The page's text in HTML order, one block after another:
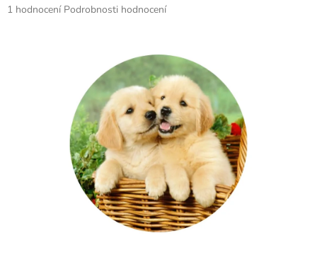
Průměrné
1 hodnocení Podrobnosti hodnocení